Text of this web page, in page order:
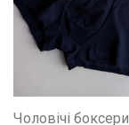
Чоловічі боксери